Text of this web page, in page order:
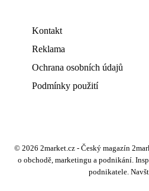
Kontakt
Reklama
Ochrana osobních údajů
Podmínky použití
© 2026 2market.cz - Český magazín
o obchodě, marketingu a podnikání.
podnikatele.